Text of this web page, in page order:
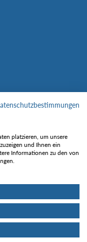
platzieren, um unsere
und Ihnen ein
Informationen zu den von